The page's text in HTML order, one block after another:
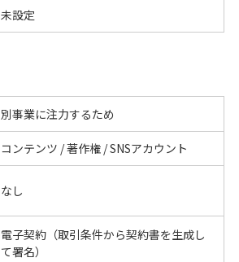
未設定
別事業に注力するため
コンテンツ / 著作権 / SNSアカウント
なし
電子契約（取引条件から契約書を生成し
て署名）